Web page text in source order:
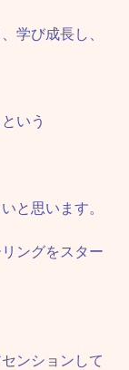
学び成長し、
いう
と思います。
ングをスター
ンションして